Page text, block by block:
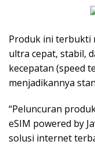
Produk ini terbukti
ultra cepat, stabil,
kecepatan (speed
menjadikannya
“Peluncuran
eSIM powered by
solusi internet